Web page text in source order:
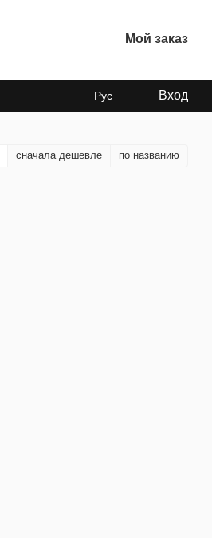
Мой заказ
Рус Вход
сначала дешевле по названию